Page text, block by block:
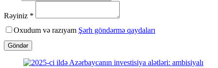
Rəyiniz *
Oxudum və razıyam Şərh göndərmə qaydaları
Göndər